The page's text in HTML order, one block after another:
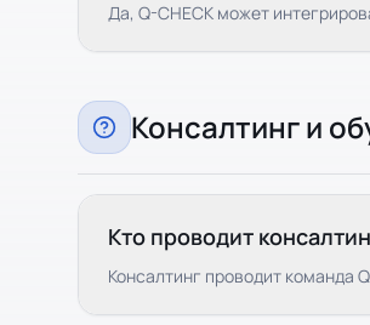
Да, Q-CHECK может
Консалтинг и
Кто проводит
Консалтинг проводит команда